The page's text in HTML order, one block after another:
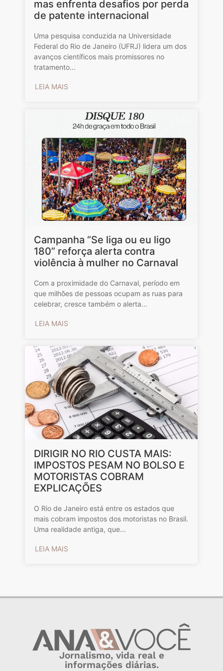
mas enfrenta desafios por perda
de patente internacional
Uma pesquisa conduzida na Universidade
Federal do Rio de Janeiro (UFRJ) lidera um dos
avanços científicos mais promissores no
tratamento...
LEIA MAIS
Campanha “Se liga ou eu ligo
180” reforça alerta contra
violência à mulher no Carnaval
Com a proximidade do Carnaval, período em
que milhões de pessoas ocupam as ruas para
celebrar, cresce também o alerta...
LEIA MAIS
DIRIGIR NO RIO CUSTA MAIS:
IMPOSTOS PESAM NO BOLSO E
MOTORISTAS COBRAM
EXPLICAÇÕES
O Rio de Janeiro está entre os estados que
mais cobram impostos dos motoristas no Brasil.
Uma realidade antiga, que...
LEIA MAIS
Jornalismo, vida real e
informações diárias.